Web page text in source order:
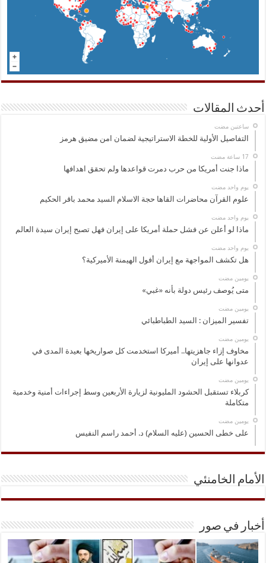
أحدث المقالات
‏ساعتين مضت
التفاصيل الأولية للخطة الاستراتيجية لضمان امن مضيق هرمز
ماذا جنت أمريكا من حرب دمرت قواعدها ولم تحقق اهدافها
‏يوم واحد مضت
علوم القرآن محاضرات القاها حجة الاسلام السيد محمد باقر الحكيم
‏يوم واحد مضت
ماذا لو أعلن عن فشل حملة أمريكا على إيران فهل تصبح إيران سيدة العالم
‏يوم واحد مضت
هل تكشف المواجهة مع إيران أفول الهيمنة الأميركية؟
‏يومين مضت
متى يُوصف رئيس دولة بأنه «غبي»
‏يومين مضت
تفسير الميزان : السيد الطباطبائي
‏يومين مضت
مخاوف إزاء جاهزيتها.. أميركا استخدمت كل صواريخها بعيدة المدى في
عدوانها على إيران
‏يومين مضت
كربلاء تستقبل الحشود المليونية لزيارة الأربعين وسط إجراءات أمنية وخدمية
متكاملة
‏يومين مضت
على خطى الحسين (عليه السلام) د. أحمد راسم النفيس
الأمام الخامنئي
أخبار في صور